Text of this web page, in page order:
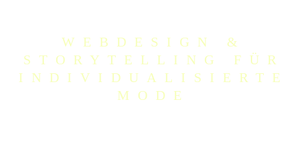
WEBDESIGN &
STORYTELLING FÜR
INDIVIDUALISIERTE
MODE